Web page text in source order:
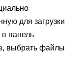
для загрузки
панель
выбрать файлы